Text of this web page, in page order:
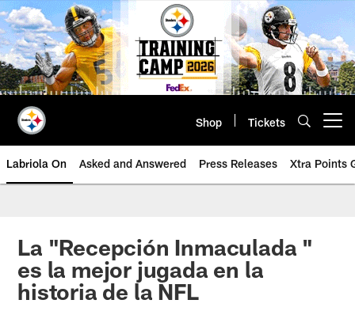
Skip
to
main
content
Shop Tickets
Labriola On Asked and Answered Press Releases Xtra Points
La "Recepción Inmaculada "
es la mejor jugada en la
historia de la NFL